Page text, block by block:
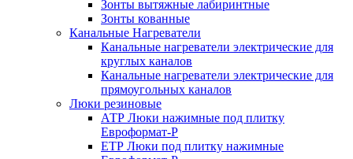
Зонты вытяжные лабиринтные
Зонты кованные
Канальные Нагреватели
Канальные нагреватели электрические для
круглых каналов
Канальные нагреватели электрические для
прямоугольных каналов
Люки резиновые
АТР Люки нажимные под плитку
Евроформат-Р
ЕТР Люки под плитку нажимные